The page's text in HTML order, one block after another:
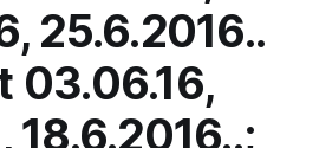
25.6.2016..
03.06.16,
18.6.2016..;